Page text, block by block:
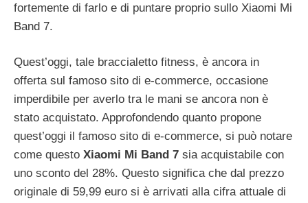
fortemente di farlo e di puntare proprio sullo Xiaomi Mi
Band 7.
Quest’oggi, tale braccialetto fitness, è ancora in
offerta sul famoso sito di e-commerce, occasione
imperdibile per averlo tra le mani se ancora non è
stato acquistato. Approfondendo quanto propone
quest’oggi il famoso sito di e-commerce, si può notare
come questo Xiaomi Mi Band 7 sia acquistabile con
uno sconto del 28%. Questo significa che dal prezzo
originale di 59,99 euro si è arrivati alla cifra attuale di